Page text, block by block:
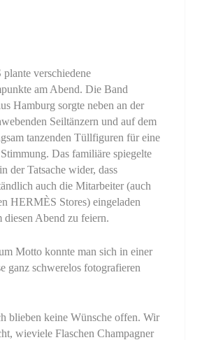
verschiedene
am Abend. Die Band
Hamburg sorgte neben an der
Seiltänzern und auf dem
tanzenden Tüllfiguren für eine
Das familiäre spiegelte
der Tatsache wider, dass
auch die Mitarbeiter (auch
HERMÈS Stores) eingeladen
diesen Abend zu feiern.
Motto konnte man sich in einer
ganz schwerelos fotografieren
blieben keine Wünsche offen. Wir
wieviele Flaschen Champagner